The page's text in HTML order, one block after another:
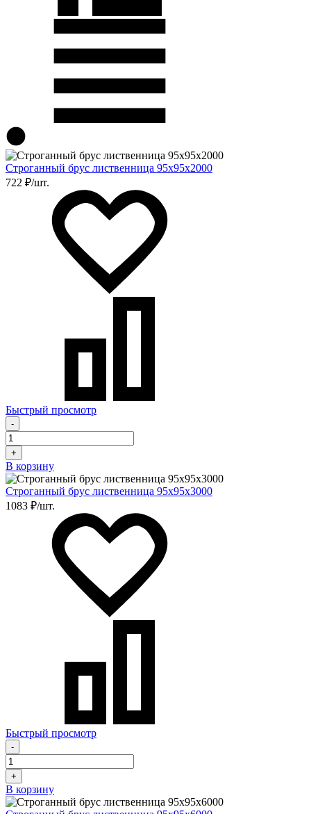
Строганный брус лиственница 95х95х2000
722 ₽/шт.
Быстрый просмотр
-
+
В корзину
Строганный брус лиственница 95х95х3000
1083 ₽/шт.
Быстрый просмотр
-
+
В корзину